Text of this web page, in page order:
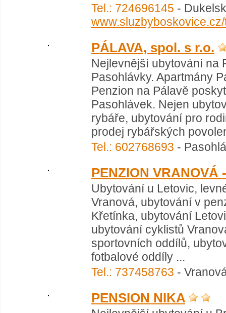
Tel.: 724696145 -
PÁLAVA, spol. s r.o.
Nejlevnější ubytování na
Pasohlávky. Apartmány
Penzion na Pálavě
Pasohlávek. Nejen
rybáře, ubytování pro
prodej rybářských
Tel.: 602768693 -
PENZION VRANOVÁ
Ubytování u Letovic,
Vranová, ubytování v
Křetínka, ubytování
ubytování cyklistů
sportovních oddílů,
fotbalové oddíly ...
Tel.: 737458763 -
PENSION NIKA